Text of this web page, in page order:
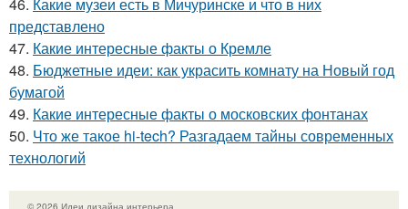
представлено
47. Какие интересные факты о Кремле
48. Бюджетные идеи: как украсить комнату на Новый год
бумагой
49. Какие интересные факты о московских фонтанах
50. Что же такое hi-tech? Разгадаем тайны современных
технологий
© 2026 Идеи дизайна интерьера